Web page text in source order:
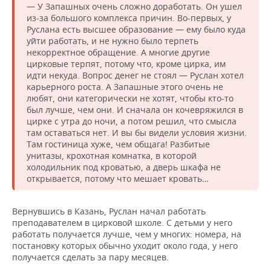
— У Запашных очень сложно доработать. Он ушел
из-за большого комплекса причин. Во-первых, у
Руслана есть высшее образование — ему было куда
уйти работать, и не нужно было терпеть
некорректное обращение. А многие другие
цирковые терпят, потому что, кроме цирка, им
идти некуда. Вопрос денег не стоял — Руслан хотел
карьерного роста. А Запашные этого очень не
любят, они категорически не хотят, чтобы кто-то
был лучше, чем они. И сначала он кочевряжился в
цирке с утра до ночи, а потом решил, что смысла
там оставаться нет. И вы бы видели условия жизни.
Там гостиница хуже, чем общага! Разбитые
унитазы, крохотная комнатка, в которой
холодильник под кроватью, а дверь шкафа не
открывается, потому что мешает кровать…
Вернувшись в Казань, Руслан начал работать
преподавателем в цирковой школе. С детьми у него
работать получается лучше, чем у многих: номера, на
постановку которых обычно уходит около года, у него
получается сделать за пару месяцев.